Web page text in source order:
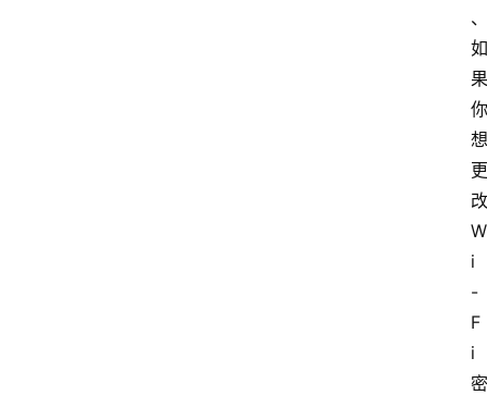
、
如
果
你
想
更
改
W
i
-
F
i
密